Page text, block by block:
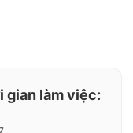
gian làm việc: